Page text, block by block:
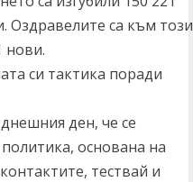
Оздравелите са към този
нови.
си тактика поради
ден, че се
основана на
тествай и